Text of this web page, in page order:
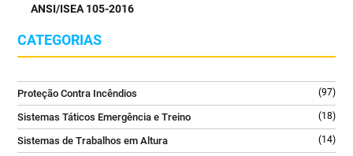
#ProteçãoContraIncendios #GLORIA
2 0
ANSI/ISEA 105-2016
CATEGORIAS
Proteção Contra Incêndios (97)
Sistemas Táticos Emergência e Treino (18)
Sistemas de Trabalhos em Altura (14)